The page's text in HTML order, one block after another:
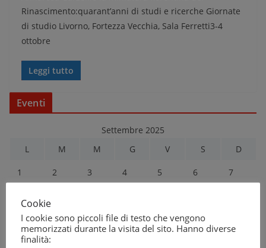
Rinascimento:quarant’anni di studi e ricerche Giornate
di studio Livorno, Fortezza Vecchia, Sala Ferretti3-4
ottobre
Leggi tutto
Eventi
Settembre 2025
L
M M G V S D
1 2 3 4 5 6 7
15 16 17 18 19 20
22
Cookie
I cookie sono piccoli file di testo che vengono
memorizzati durante la visita del sito. Hanno diverse
finalità: